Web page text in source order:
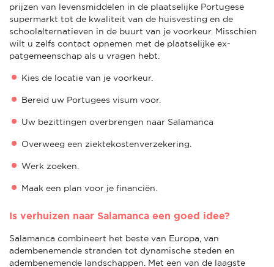
prijzen van levensmiddelen in de plaatselijke Portugese
supermarkt tot de kwaliteit van de huisvesting en de
schoolalternatieven in de buurt van je voorkeur. Misschien
wilt u zelfs contact opnemen met de plaatselijke ex-
patgemeenschap als u vragen hebt.
Kies de locatie van je voorkeur.
Bereid uw Portugees visum voor.
Uw bezittingen overbrengen naar Salamanca
Overweeg een ziektekostenverzekering.
Werk zoeken.
Maak een plan voor je financiën.
Is verhuizen naar Salamanca een goed idee?
Salamanca combineert het beste van Europa, van
adembenemende stranden tot dynamische steden en
adembenemende landschappen. Met een van de laagste